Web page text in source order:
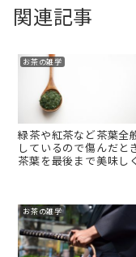
関連記事
お茶の雑学
緑茶や紅茶など茶葉全
しているので傷んだと
茶葉を最後まで美味し
お茶の雑学